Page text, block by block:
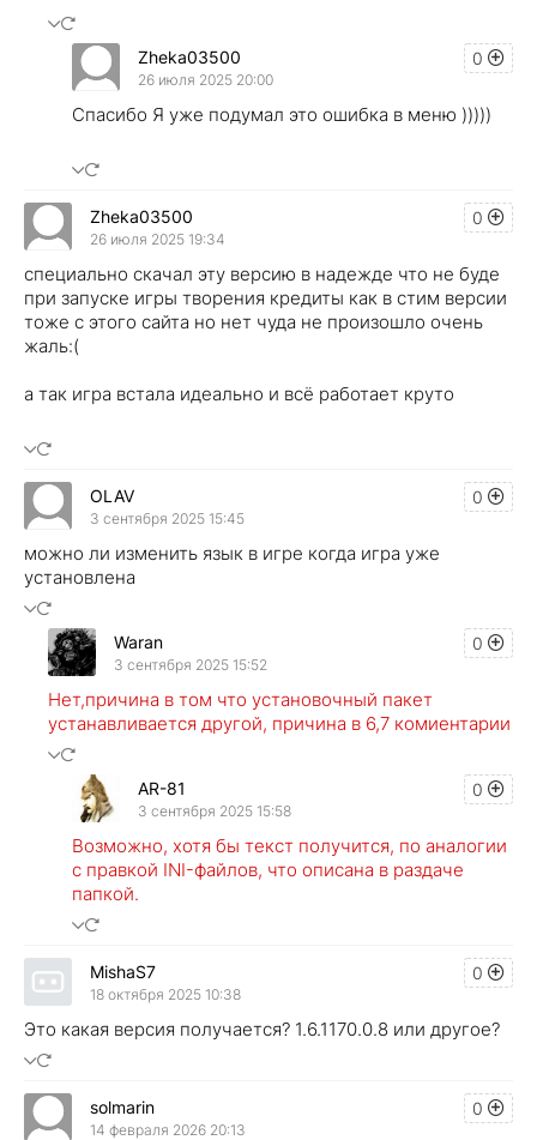
0
Zheka03500
26 июля 2025 20:00
Спасибо Я уже подумал это ошибка в меню )))))
0
Zheka03500
26 июля 2025 19:34
специально скачал эту версию в надежде что не буде
при запуске игры творения кредиты как в стим версии
тоже с этого сайта но нет чуда не произошло очень
жаль:(
а так игра встала идеально и всё работает круто
0
OLAV
3 сентября 2025 15:45
можно ли изменить язык в игре когда игра уже
установлена
0
Waran
3 сентября 2025 15:52
Нет,причина в том что установочный пакет
устанавливается другой, причина в 6,7 комиентарии
0
AR-81
3 сентября 2025 15:58
Возможно, хотя бы текст получится, по аналогии
с правкой INI-файлов, что описана в раздаче
папкой.
0
MishaS7
18 октября 2025 10:38
Это какая версия получается? 1.6.1170.0.8 или другое?
0
solmarin
14 февраля 2026 20:13